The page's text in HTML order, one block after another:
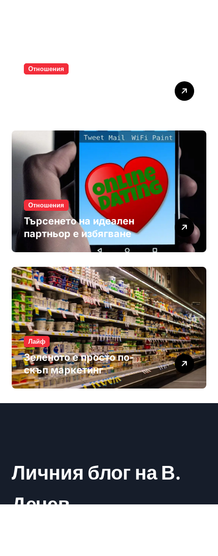
Отношения
Отношения
Търсенето на идеален
партньор е избягване
Лайф
Зеленото е просто по-
скъп маркетинг
Личния блог на В.
Дечев